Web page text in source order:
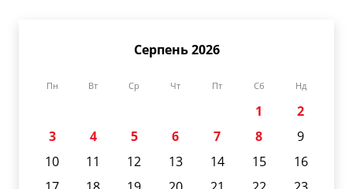
Серпень 2026
Пн Вт Ср Чт Пт Сб Нд
1
2
3
4 5 6 7 8
9
10
11 12 13 14 15
16